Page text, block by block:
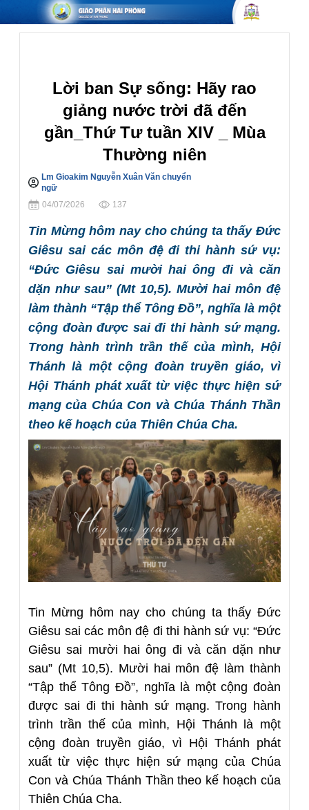
Lời ban Sự sống: Hãy rao
giảng nước trời đã đến
gần_Thứ Tư tuần XIV _ Mùa
Thường niên
Lm Gioakim Nguyễn Xuân Văn chuyển
ngữ
04/07/2026
137
Tin Mừng hôm nay cho chúng ta thấy Đức
Giêsu sai các môn đệ đi thi hành sứ vụ:
“Đức Giêsu sai mười hai ông đi và căn
dặn như sau” (Mt 10,5). Mười hai môn đệ
làm thành “Tập thể Tông Đồ”, nghĩa là một
cộng đoàn được sai đi thi hành sứ mạng.
Trong hành trình trần thế của mình, Hội
Thánh là một cộng đoàn truyền giáo, vì
Hội Thánh phát xuất từ việc thực hiện sứ
mạng của Chúa Con và Chúa Thánh Thần
theo kế hoạch của Thiên Chúa Cha.
Tin Mừng hôm nay cho chúng ta thấy Đức
Giêsu sai các môn đệ đi thi hành sứ vụ: “Đức
Giêsu sai mười hai ông đi và căn dặn như
sau” (Mt 10,5). Mười hai môn đệ làm thành
“Tập thể Tông Đồ”, nghĩa là một cộng đoàn
được sai đi thi hành sứ mạng. Trong hành
trình trần thế của mình, Hội Thánh là một
cộng đoàn truyền giáo, vì Hội Thánh phát
xuất từ việc thực hiện sứ mạng của Chúa
Con và Chúa Thánh Thần theo kế hoạch của
Thiên Chúa Cha.